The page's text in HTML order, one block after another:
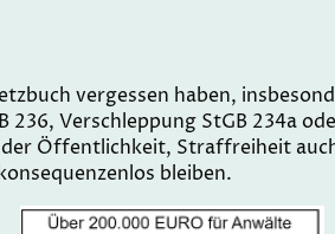
vergessen haben,
Verschleppung StGB 234a
Öffentlichkeit, Straffreiheit
bleiben.